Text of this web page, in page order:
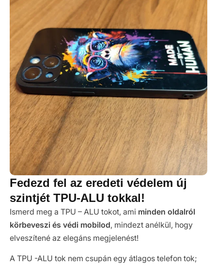
Fedezd fel az eredeti védelem új
szintjét TPU-ALU tokkal!
Ismerd meg a TPU – ALU tokot, ami minden oldalról
körbeveszi és védi mobilod, mindezt anélkül, hogy
elveszítené az elegáns megjelenést!
A TPU -ALU tok nem csupán egy átlagos telefon tok;